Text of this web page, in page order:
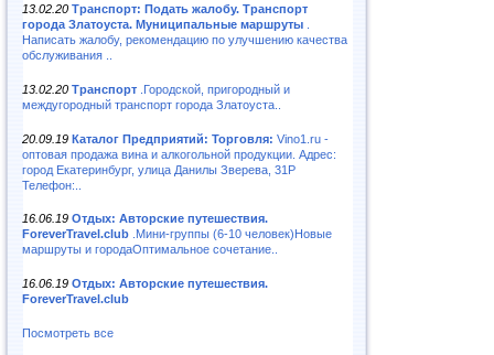
13.02.20 Транспорт: Подать жалобу. Транспорт
города Златоуста. Муниципальные маршруты
Написать жалобу, рекомендацию по улучшению качества
обслуживания ..
13.02.20 Транспорт .Городской, пригородный и
междугородный транспорт города Златоуста..
20.09.19 Каталог Предприятий: Торговля: Vino1.ru -
оптовая продажа вина и алкогольной продукции. Адрес:
город Екатеринбург, улица Данилы Зверева, 31Р
Телефон:..
16.06.19 Отдых: Авторские путешествия.
ForeverTravel.club .Мини-группы (6-10 человек)Новые
маршруты и городаОптимальное сочетание..
16.06.19 Отдых: Авторские путешествия.
ForeverTravel.club
Посмотреть все